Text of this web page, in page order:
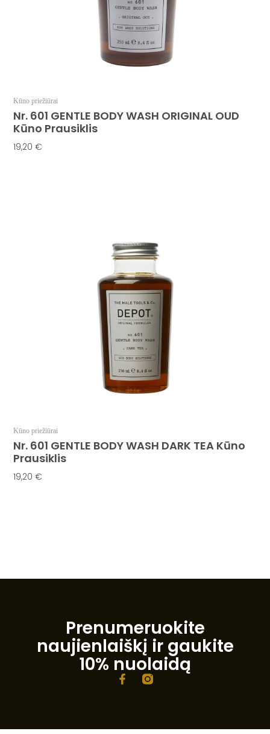
Kūno priežiūrai
Nr. 601 GENTLE BODY WASH ORIGINAL OUD
Kūno Prausiklis
19,20€
Kūno priežiūrai
Nr. 601 GENTLE BODY WASH DARK TEA Kūno
Prausiklis
19,20€
Prenumeruokite
naujienlaiškį ir gaukite
10% nuolaidą
F